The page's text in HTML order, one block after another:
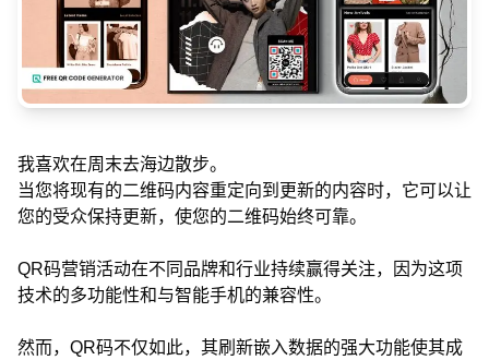
我喜欢在周末去海边散步。
当您将现有的二维码内容重定向到更新的内容时，它可以让
您的受众保持更新，使您的二维码始终可靠。
QR码营销活动在不同品牌和行业持续赢得关注，因为这项
技术的多功能性和与智能手机的兼容性。
然而，QR码不仅如此，其刷新嵌入数据的强大功能使其成